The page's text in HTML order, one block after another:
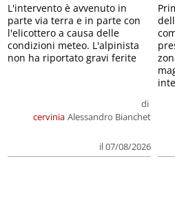
cervinia
di
Alessandro Bianchet
il 07/08/2026
L'intervento è avvenuto in
parte via terra e in parte con
l'elicottero a causa delle
condizioni meteo. L'alpinista
non ha riportato gravi ferite